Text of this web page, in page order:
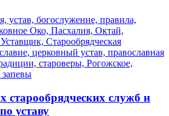
служб и
уставу